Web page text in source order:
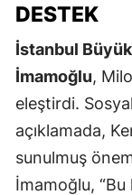
DESTEK
İstanbul
İmamoğlu,
eleştirdi.
açıklamada,
sunulmuş
İmamoğlu,